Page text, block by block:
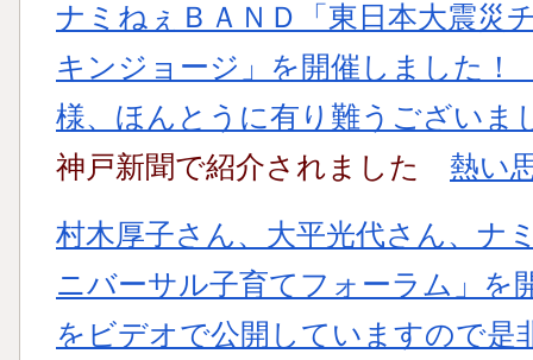
ナミねぇＢＡＮＤ「東日本大震災
キンジョージ」を開催しました
様、ほんとうに有り難うございま
神戸新聞で紹介されました
熱い
村木厚子さん、大平光代さん、ナ
ニバーサル子育てフォーラム」を
をビデオで公開していますので是